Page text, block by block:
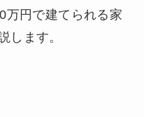
万円で建てられる家
します。